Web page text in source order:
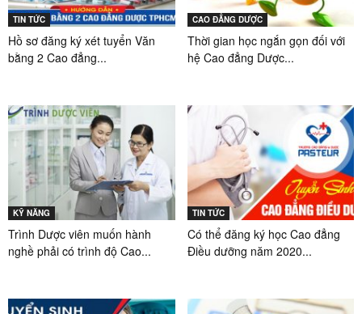
TIN TỨC
Hồ sơ đăng ký xét tuyển Văn
bằng 2 Cao đẳng...
CAO ĐẲNG DƯỢC
Thời gian học ngắn gọn đối với
hệ Cao đẳng Dược...
KỸ NĂNG
Trình Dược viên muốn hành
nghề phải có trình độ Cao...
TIN TỨC
Có thể đăng ký học Cao đẳng
Điều dưỡng năm 2020...